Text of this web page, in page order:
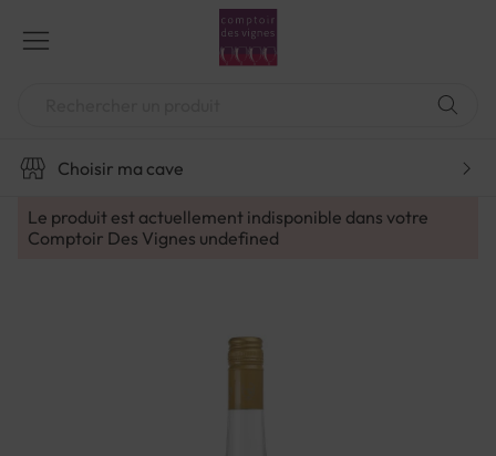
contenu
Choisir ma cave
Le produit est actuellement indisponible dans votre
Comptoir Des Vignes undefined